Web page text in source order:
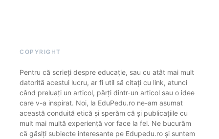
COPYRIGHT
Pentru că scrieți despre educație, sau cu atât mai mult
datorită acestui lucru, ar fi util să citați cu link, atunci
când preluați un articol, părți dintr-un articol sau o idee
care v-a inspirat. Noi, la EduPedu.ro ne-am asumat
această conduită etică și sperăm că și publicațiile cu
mult mai multă experiență vor face la fel. Ne bucurăm
că găsiți subiecte interesante pe Edupedu.ro și suntem